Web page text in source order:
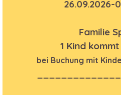
26.09.2026-
Familie
1 Kind
bei Buchung mit